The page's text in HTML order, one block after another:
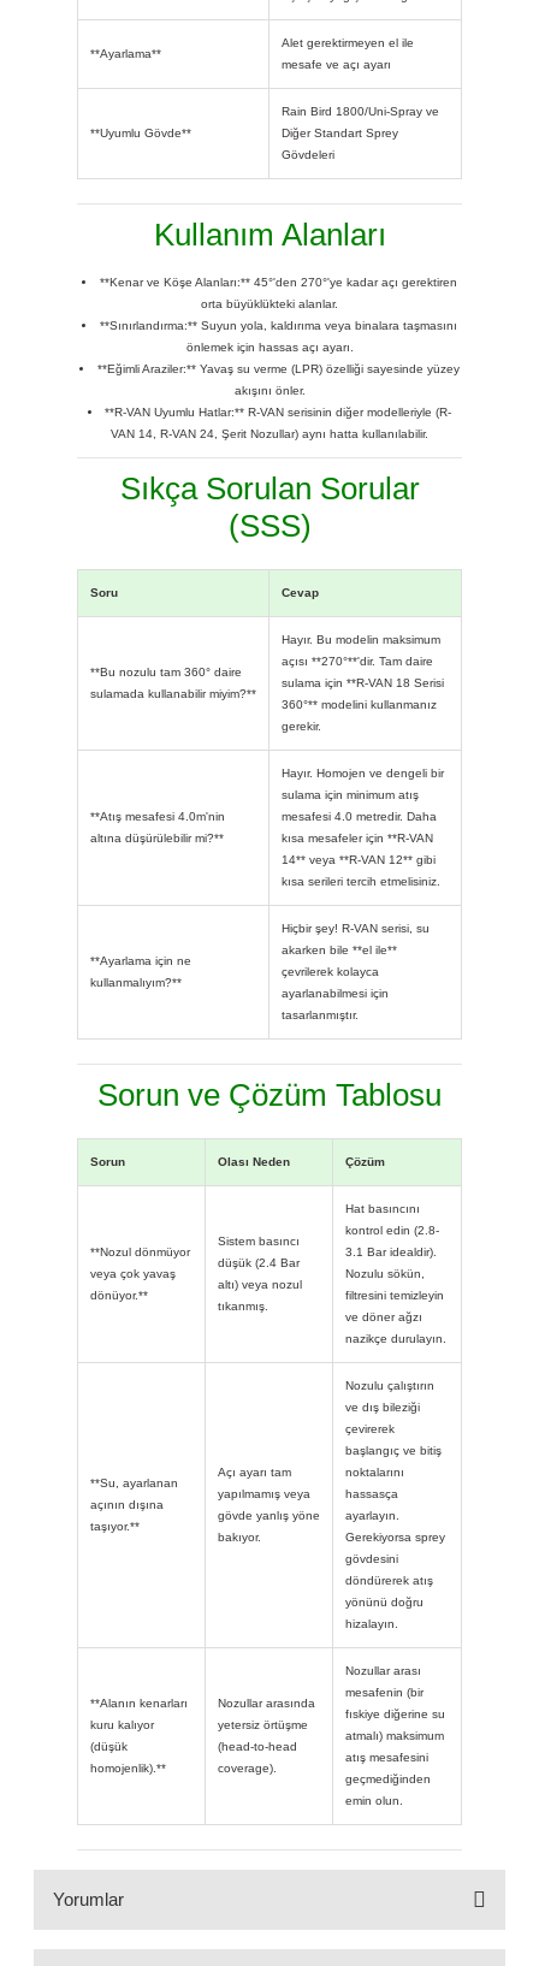
**Ayarlama**
Alet gerektirmeyen el ile
mesafe ve açı ayarı
**Uyumlu Gövde**
Rain Bird 1800/Uni-Spray ve
Diğer Standart Sprey
Gövdeleri
Kullanım Alanları
**Kenar ve Köşe Alanları:** 45°'den 270°'ye kadar açı gerektiren
orta büyüklükteki alanlar.
**Sınırlandırma:** Suyun yola, kaldırıma veya binalara taşmasını
önlemek için hassas açı ayarı.
**Eğimli Araziler:** Yavaş su verme (LPR) özelliği sayesinde yüzey
akışını önler.
**R-VAN Uyumlu Hatlar:** R-VAN serisinin diğer modelleriyle (R-
VAN 14, R-VAN 24, Şerit Nozullar) aynı hatta kullanılabilir.
Sıkça Sorulan Sorular
(SSS)
Soru Cevap
**Bu nozulu tam 360° daire
sulamada kullanabilir miyim?**
Hayır. Bu modelin maksimum
açısı **270°**'dir. Tam daire
sulama için **R-VAN 18 Serisi
360°** modelini kullanmanız
gerekir.
**Atış mesafesi 4.0m'nin
altına düşürülebilir mi?**
Hayır. Homojen ve dengeli bir
sulama için minimum atış
mesafesi 4.0 metredir. Daha
kısa mesafeler için **R-VAN
14** veya **R-VAN 12** gibi
kısa serileri tercih etmelisiniz.
**Ayarlama için ne
kullanmalıyım?**
Hiçbir şey! R-VAN serisi, su
akarken bile **el ile**
çevrilerek kolayca
ayarlanabilmesi için
tasarlanmıştır.
Sorun ve Çözüm Tablosu
Sorun Olası Neden Çözüm
**Nozul dönmüyor
veya çok yavaş
dönüyor.**
Sistem basıncı
düşük (2.4 Bar
altı) veya nozul
tıkanmış.
Hat basıncını
kontrol edin (2.8-
3.1 Bar idealdir).
Nozulu sökün,
filtresini temizleyin
ve döner ağzı
nazikçe durulayın.
**Su, ayarlanan
açının dışına
taşıyor.**
Açı ayarı tam
yapılmamış veya
gövde yanlış yöne
bakıyor.
Nozulu çalıştırın
ve dış bileziği
çevirerek
başlangıç ve bitiş
noktalarını
hassasça
ayarlayın.
Gerekiyorsa sprey
gövdesini
döndürerek atış
yönünü doğru
hizalayın.
**Alanın kenarları
kuru kalıyor
(düşük
homojenlik).**
Nozullar arasında
yetersiz örtüşme
(head-to-head
coverage).
Nozullar arası
mesafenin (bir
fıskiye diğerine su
atmalı) maksimum
atış mesafesini
geçmediğinden
emin olun.
Yorumlar